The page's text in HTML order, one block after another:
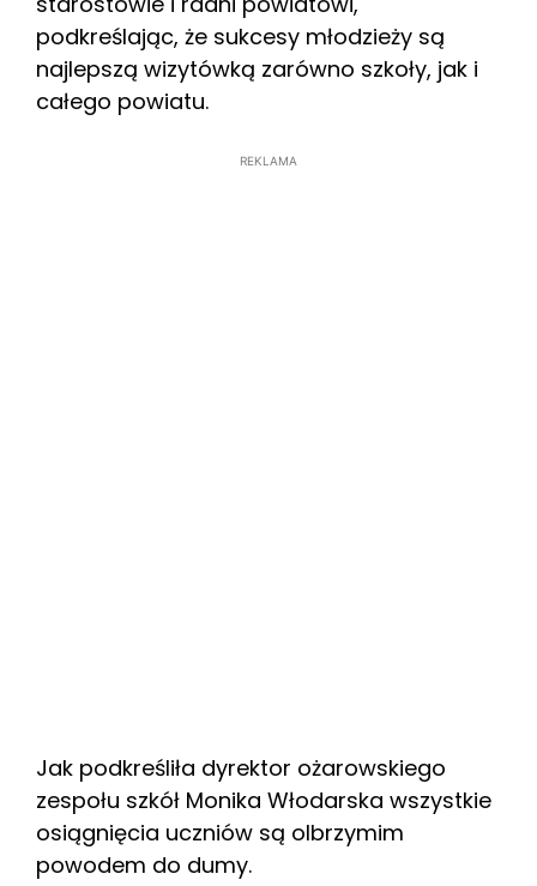
podkreślając, że sukcesy młodzieży są
najlepszą wizytówką zarówno szkoły, jak i
całego powiatu.
REKLAMA
Jak podkreśliła dyrektor ożarowskiego
zespołu szkół Monika Włodarska wszystkie
osiągnięcia uczniów są olbrzymim
powodem do dumy.